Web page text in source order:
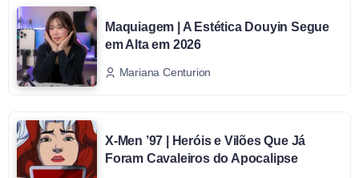
Maquiagem | A Estética Douyin Segue
em Alta em 2026
Mariana Centurion
X-Men ’97 | Heróis e Vilões Que Já
Foram Cavaleiros do Apocalipse